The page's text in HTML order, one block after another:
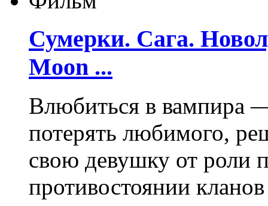
Сумерки. Сага.
Moon ...
Влюбиться в вампира
потерять любимого,
свою девушку от роли
противостоянии